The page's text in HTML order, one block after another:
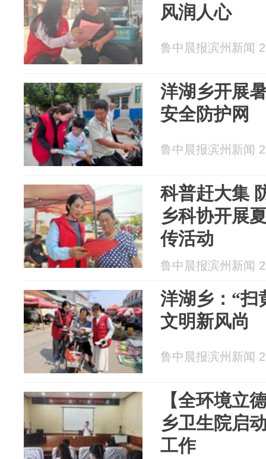
风润人心
鲁中晨报滨州新闻
洋湖乡开展
安全防护网
鲁中晨报滨州新闻
科普赶大集
乡科协开展
传活动
鲁中晨报滨州新闻
洋湖乡：“扫黄
文明新风尚
鲁中晨报滨州新闻
【全环境立
乡卫生院启
工作